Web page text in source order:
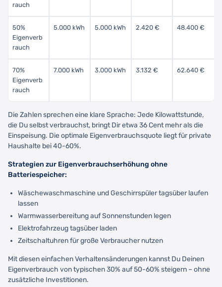
rauch
50%
Eigenverb
rauch
5.000 kWh 5.000 kWh 2.420 € 48.400 €
70%
Eigenverb
rauch
7.000 kWh 3.000 kWh 3.132 € 62.640 €
Die Zahlen sprechen eine klare Sprache: Jede Kilowattstunde,
die Du selbst verbrauchst, bringt Dir etwa 36 Cent mehr als die
Einspeisung. Die optimale Eigenverbrauchsquote liegt für private
Haushalte bei 40-60%.
Strategien zur Eigenverbrauchserhöhung ohne
Batteriespeicher:
Wäschewaschmaschine und Geschirrspüler tagsüber laufen
lassen
Warmwasserbereitung auf Sonnenstunden legen
Elektrofahrzeug tagsüber laden
Zeitschaltuhren für große Verbraucher nutzen
Mit diesen einfachen Verhaltensänderungen kannst Du Deinen
Eigenverbrauch von typischen 30% auf 50-60% steigern – ohne
zusätzliche Investitionen.